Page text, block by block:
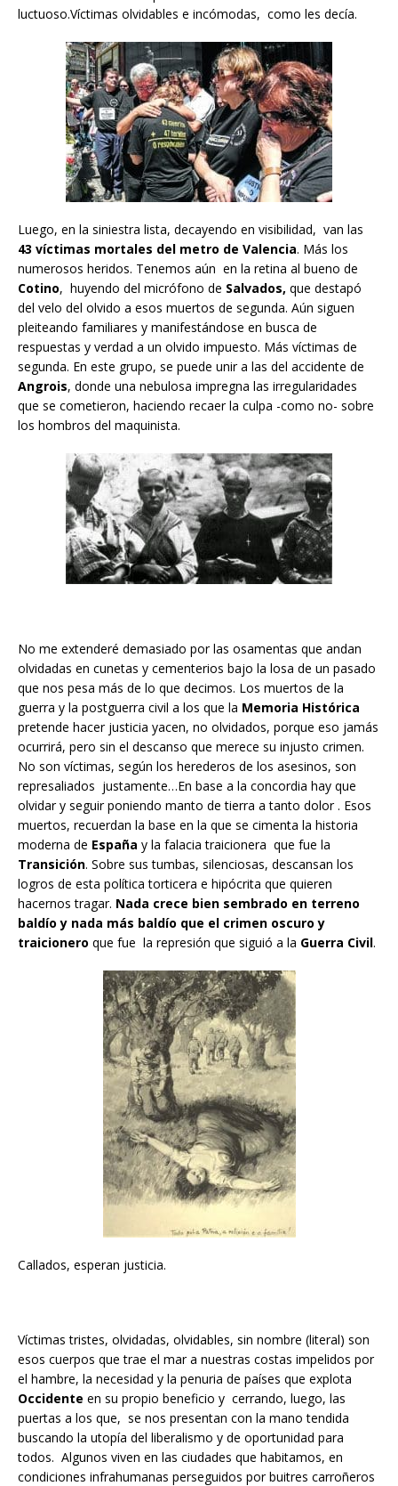
luctuoso.Víctimas olvidables e incómodas, como les decía.
Luego, en la siniestra lista, decayendo en visibilidad, van las
43 víctimas mortales del metro de Valencia. Más los
numerosos heridos. Tenemos aún en la retina al bueno de
Cotino, huyendo del micrófono de Salvados, que destapó
del velo del olvido a esos muertos de segunda. Aún siguen
pleiteando familiares y manifestándose en busca de
respuestas y verdad a un olvido impuesto. Más víctimas de
segunda. En este grupo, se puede unir a las del accidente de
Angrois, donde una nebulosa impregna las irregularidades
que se cometieron, haciendo recaer la culpa -como no- sobre
los hombros del maquinista.
No me extenderé demasiado por las osamentas que andan
olvidadas en cunetas y cementerios bajo la losa de un pasado
que nos pesa más de lo que decimos. Los muertos de la
guerra y la postguerra civil a los que la Memoria Histórica
pretende hacer justicia yacen, no olvidados, porque eso jamás
ocurrirá, pero sin el descanso que merece su injusto crimen.
No son víctimas, según los herederos de los asesinos, son
represaliados justamente…En base a la concordia hay que
olvidar y seguir poniendo manto de tierra a tanto dolor . Esos
muertos, recuerdan la base en la que se cimenta la historia
moderna de España y la falacia traicionera que fue la
Transición. Sobre sus tumbas, silenciosas, descansan los
logros de esta política torticera e hipócrita que quieren
hacernos tragar. Nada crece bien sembrado en terreno
baldío y nada más baldío que el crimen oscuro y
traicionero que fue la represión que siguió a la Guerra Civil.
Callados, esperan justicia.
Víctimas tristes, olvidadas, olvidables, sin nombre (literal) son
esos cuerpos que trae el mar a nuestras costas impelidos por
el hambre, la necesidad y la penuria de países que explota
Occidente en su propio beneficio y cerrando, luego, las
puertas a los que, se nos presentan con la mano tendida
buscando la utopía del liberalismo y de oportunidad para
todos. Algunos viven en las ciudades que habitamos, en
condiciones infrahumanas perseguidos por buitres carroñeros